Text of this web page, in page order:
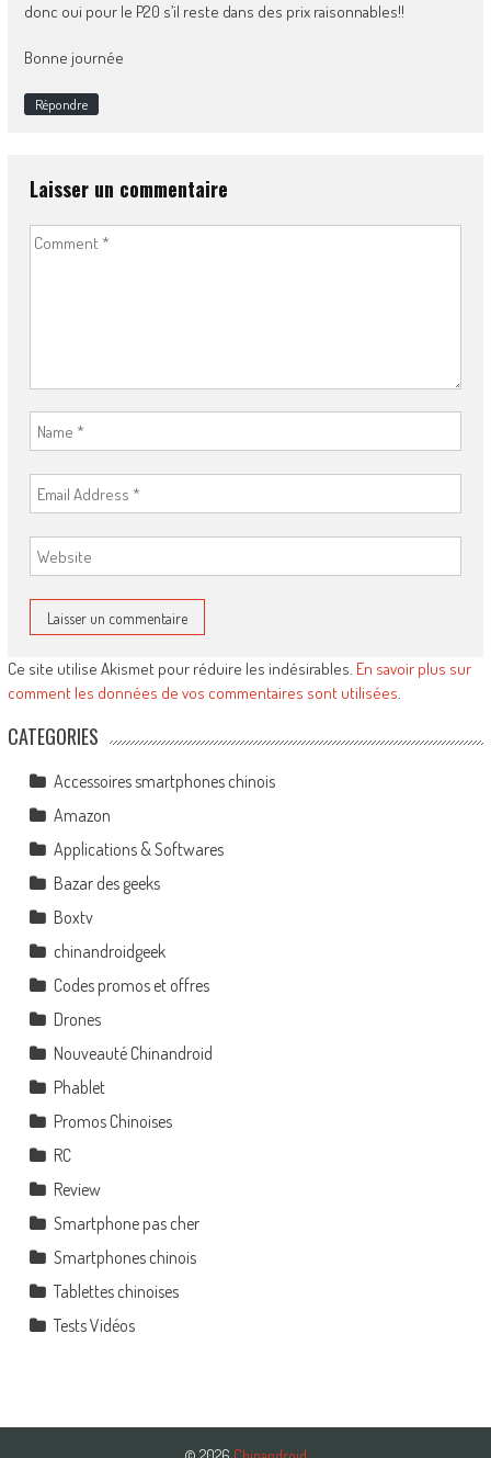
donc oui pour le P20 s’il reste dans des prix raisonnables!!
Bonne journée
Répondre
Laisser un commentaire
Ce site utilise Akismet pour réduire les indésirables. En savoir plus sur
comment les données de vos commentaires sont utilisées.
CATEGORIES
Accessoires smartphones chinois
Amazon
Applications & Softwares
Bazar des geeks
Boxtv
chinandroidgeek
Codes promos et offres
Drones
Nouveauté Chinandroid
Phablet
Promos Chinoises
RC
Review
Smartphone pas cher
Smartphones chinois
Tablettes chinoises
Tests Vidéos